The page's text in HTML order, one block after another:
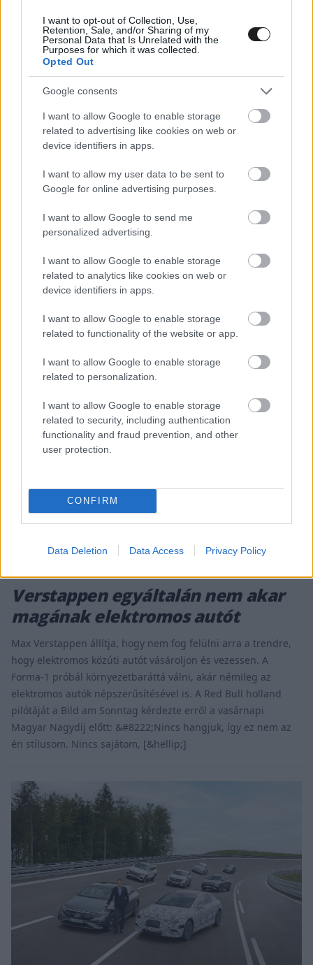
I want to opt-out of Collection, Use,
Retention, Sale, and/or Sharing of my
Personal Data that Is Unrelated with the
Purposes for which it was collected.
Opted Out
Google consents
I want to allow Google to enable storage
related to advertising like cookies on web or
device identifiers in apps.
I want to allow my user data to be sent to
Google for online advertising purposes.
I want to allow Google to send me
personalized advertising.
I want to allow Google to enable storage
related to analytics like cookies on web or
device identifiers in apps.
I want to allow Google to enable storage
related to functionality of the website or app.
I want to allow Google to enable storage
related to personalization.
I want to allow Google to enable storage
related to security, including authentication
functionality and fraud prevention, and other
user protection.
CONFIRM
Data Deletion Data Access Privacy Policy
Előbb debütálhat a Xiaomi autója,
mint az Apple-é
Korábban már beszámoltunk róla, hogy az Apple és a Huawei
terjeszkednének, és teljesen, vagy részben saját elektomos
autóval terveznek előrukkolni. A legújabb ezen a listán az a
azonban kiderült, hogy a kínai márka autó-fronton meg is
fogja előzni [&hellip;]
Verstappen egyáltalán nem akar
magának elektromos autót
Max Verstappen állítja, hogy nem fog felülni arra a trendre,
hogy elektromos közúti autót vásároljon és vezessen. A
Forma-1 próbál környezetbaráttá válni, akár némileg az
elektromos autók népszerűsítésével is. A Red Bull holland
pilótáját a Bild am Sonntag kérdezte erről a vasárnapi
Magyar Nagydíj előtt: &#8222;Nincs hangjuk, így ez nem az
én stílusom. Nincs sajátom, [&hellip;]